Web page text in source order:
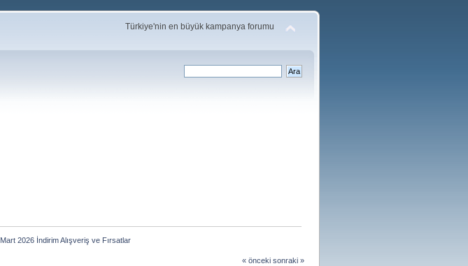
Türkiye'nin en büyük kampanya forumu
Mart 2026 İndirim Alışveriş ve Fırsatlar
« önceki sonraki »